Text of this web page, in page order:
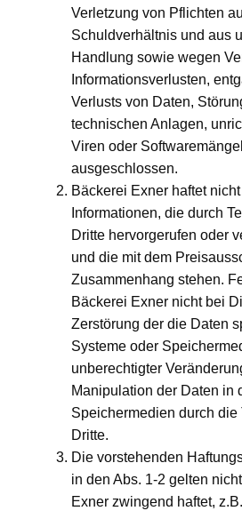
Verletzung von Pflichten
Schuldverhältnis und aus
Handlung sowie wegen
Informationsverlusten,
Verlusts von Daten,
technischen Anlagen,
Viren oder
ausgeschlossen.
Bäckerei Exner haftet
Informationen, die durch
Dritte hervorgerufen oder
und die mit dem
Zusammenhang stehen.
Bäckerei Exner nicht bei
Zerstörung der die Daten
Systeme oder
unberechtigter
Manipulation der Daten in
Speichermedien durch die
Dritte.
Die vorstehenden
in den Abs. 1-2 gelten
Exner zwingend haftet,